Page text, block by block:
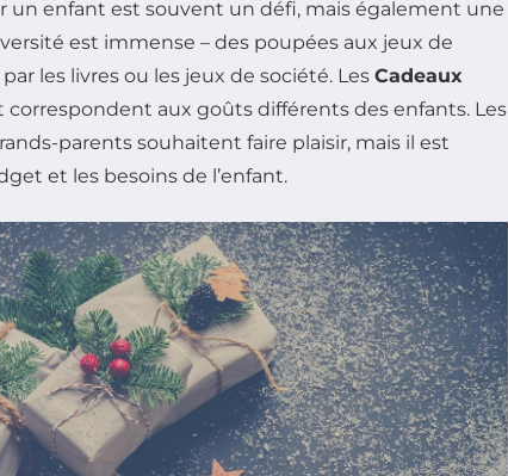
un enfant est souvent un défi, mais également une
est immense – des poupées aux jeux de
les livres ou les jeux de société. Les Cadeaux
correspondent aux goûts différents des enfants. Les
parents souhaitent faire plaisir, mais il est
et les besoins de l’enfant.